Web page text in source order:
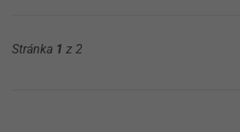
Stránka 1 z 2